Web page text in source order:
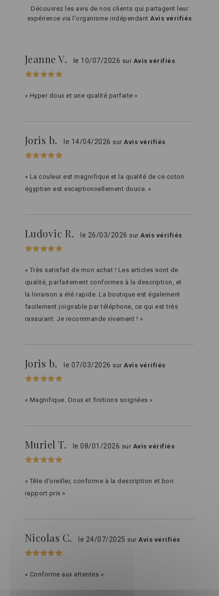
Découvrez les avis de nos clients qui partagent leur
expérience via l'organisme indépendant Avis vérifiés
Jeanne V. le 10/07/2026 sur Avis vérifiés
« Hyper doux et une qualité parfaite »
Joris b. le 14/04/2026 surAvis vérifiés
« La couleur est magnifique et la qualité de ce coton
égyptien est exceptionnellement douce. »
Ludovic R. le 26/03/2026 surAvis vérifiés
« Très satisfait de mon achat ! Les articles sont de
qualité, parfaitement conformes à la description, et
la livraison a été rapide. La boutique est également
facilement joignable par téléphone, ce qui est très
rassurant. Je recommande vivement ! »
Joris b. le 07/03/2026 surAvis vérifiés
« Magnifique. Doux et finitions soignées »
Muriel T. le 08/01/2026 sur Avis vérifiés
« Tête d’oreiller, conforme à la description et bon
rapport prix »
Nicolas C. le 24/07/2025 surAvis vérifiés
« Conforme aux attentes »